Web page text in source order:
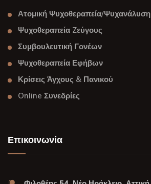
Ατομική Ψυχοθεραπεία/Ψυχανάλυση
Ψυχοθεραπεία Zεύγους
Συμβουλευτική Γονέων
Ψυχοθεραπεία Εφήβων
Κρίσεις Άγχους & Πανικού
Online Συνεδρίες
Επικοινωνία